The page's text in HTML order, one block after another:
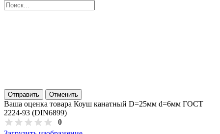
Отправить Отменить
Ваша оценка товара Коуш канатный D=25мм d=6мм ГОСТ
2224-93 (DIN6899)
0